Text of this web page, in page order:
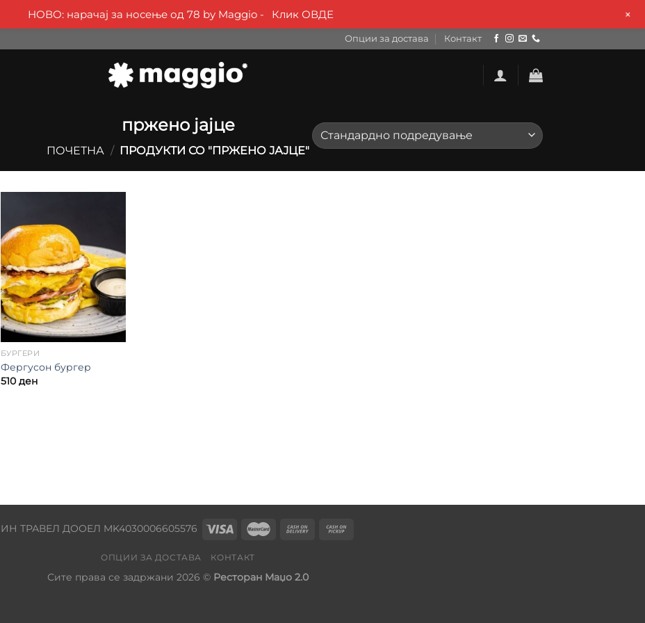
Опции за достава Контакт
пржено јајце
ПОЧЕТНА / ПРОДУКТИ СО "ПРЖЕНО ЈАЈЦЕ"
БУРГЕРИ
Фергусон бургер
510ден
ИН ТРАВЕЛ ДООЕЛ MK4030006605576
ОПЦИИ ЗА ДОСТАВА КОНТАКТ
Сите права се задржани 2026 © Ресторан Маџо 2.0
НОВО: нарачај за носење од 78 by Maggio - Клик ОВДЕ +